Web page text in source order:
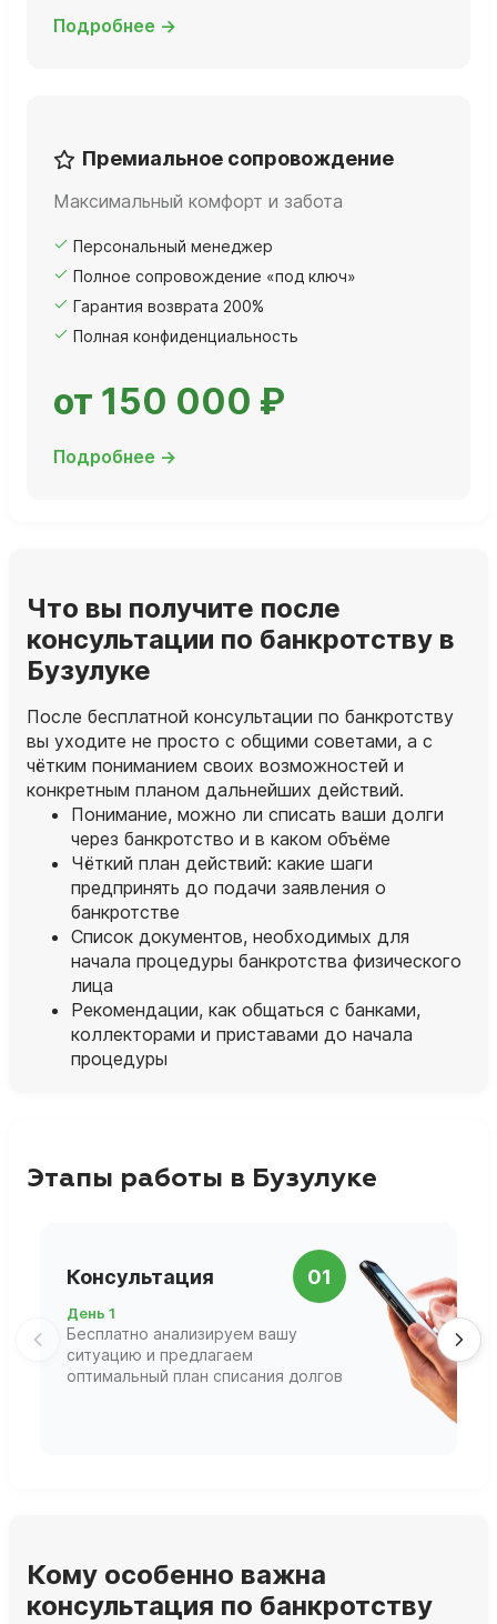
Подробнее →
Премиальное сопровождение
Максимальный комфорт и забота
Персональный менеджер
Полное сопровождение «под ключ»
Гарантия возврата 200%
Полная конфиденциальность
от 150 000 ₽
Подробнее →
Что вы получите после
консультации по банкротству в
Бузулуке
После бесплатной консультации по банкротству
вы уходите не просто с общими советами, а с
чётким пониманием своих возможностей и
конкретным планом дальнейших действий.
Понимание, можно ли списать ваши долги
через банкротство и в каком объёме
Чёткий план действий: какие шаги
предпринять до подачи заявления о
банкротстве
Список документов, необходимых для
начала процедуры банкротства физического
лица
Рекомендации, как общаться с банками,
коллекторами и приставами до начала
процедуры
Этапы работы в Бузулуке
Консультация 01
День 1
Бесплатно анализируем вашу
ситуацию и предлагаем
оптимальный план списания долгов
Кому особенно важна
консультация по банкротству